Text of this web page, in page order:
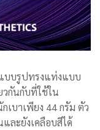
บบรูปทรงแท่งแบบ
วกันกับที่ใช้ใน
เบาเพียง 44 กรัม ตัว
และยังเคลือบสีได้